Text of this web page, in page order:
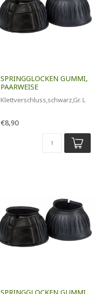
SPRINGGLOCKEN GUMMI,
PAARWEISE
Klettverschluss,schwarz,Gr. L
€8,90